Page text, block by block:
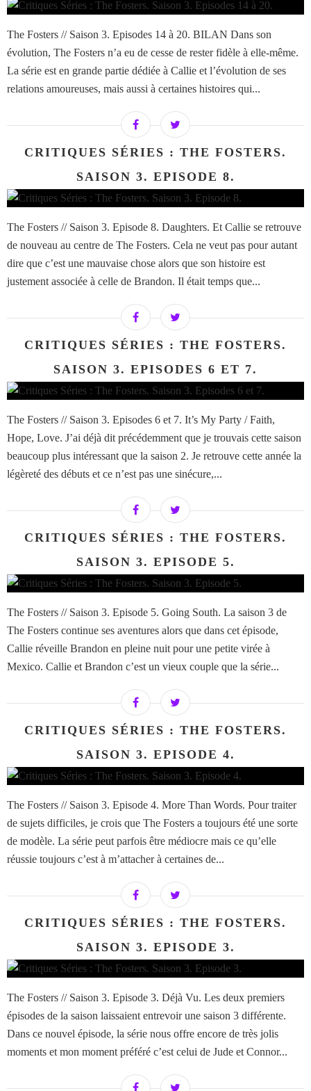
The Fosters // Saison 3. Episodes 14 à 20. BILAN Dans son
évolution, The Fosters n’a eu de cesse de rester fidèle à elle-même.
La série est en grande partie dédiée à Callie et l’évolution de ses
relations amoureuses, mais aussi à certaines histoires qui...
CRITIQUES SÉRIES : THE FOSTERS.
SAISON 3. EPISODE 8.
The Fosters // Saison 3. Episode 8. Daughters. Et Callie se retrouve
de nouveau au centre de The Fosters. Cela ne veut pas pour autant
dire que c’est une mauvaise chose alors que son histoire est
justement associée à celle de Brandon. Il était temps que...
CRITIQUES SÉRIES : THE FOSTERS.
SAISON 3. EPISODES 6 ET 7.
The Fosters // Saison 3. Episodes 6 et 7. It’s My Party / Faith,
Hope, Love. J’ai déjà dit précédemment que je trouvais cette saison
beaucoup plus intéressant que la saison 2. Je retrouve cette année la
légèreté des débuts et ce n’est pas une sinécure,...
CRITIQUES SÉRIES : THE FOSTERS.
SAISON 3. EPISODE 5.
The Fosters // Saison 3. Episode 5. Going South. La saison 3 de
The Fosters continue ses aventures alors que dans cet épisode,
Callie réveille Brandon en pleine nuit pour une petite virée à
Mexico. Callie et Brandon c’est un vieux couple que la série...
CRITIQUES SÉRIES : THE FOSTERS.
SAISON 3. EPISODE 4.
The Fosters // Saison 3. Episode 4. More Than Words. Pour traiter
de sujets difficiles, je crois que The Fosters a toujours été une sorte
de modèle. La série peut parfois être médiocre mais ce qu’elle
réussie toujours c’est à m’attacher à certaines de...
CRITIQUES SÉRIES : THE FOSTERS.
SAISON 3. EPISODE 3.
The Fosters // Saison 3. Episode 3. Déjà Vu. Les deux premiers
épisodes de la saison laissaient entrevoir une saison 3 différente.
Dans ce nouvel épisode, la série nous offre encore de très jolis
moments et mon moment préféré c’est celui de Jude et Connor...